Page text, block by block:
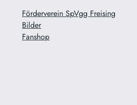
Förderverein SpVgg Freising
Bilder
Fanshop